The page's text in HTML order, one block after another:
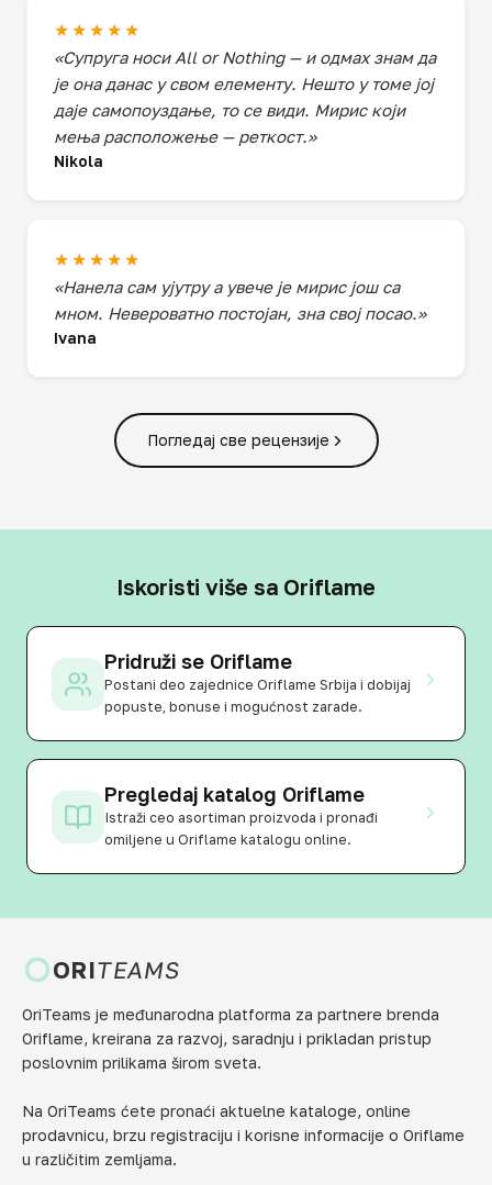
★★★★★
«Супруга носи All or Nothing — и одмах знам да
је она данас у свом елементу. Нешто у томе јој
даје самопоуздање, то се види. Мирис који
мења расположење — реткост.»
Nikola
★★★★★
«Нанела сам ујутру а увече је мирис још са
мном. Невероватно постојан, зна свој посао.»
Ivana
Погледај све рецензије
Iskoristi više sa Oriflame
Pridruži se Oriflame
Postani deo zajednice Oriflame Srbija i dobijaj
popuste, bonuse i mogućnost zarade.
Pregledaj katalog Oriflame
Istraži ceo asortiman proizvoda i pronađi
omiljene u Oriflame katalogu online.
ORITEAMS
OriTeams je međunarodna platforma za partnere brenda
Oriflame, kreirana za razvoj, saradnju i prikladan pristup
poslovnim prilikama širom sveta.
Na OriTeams ćete pronaći aktuelne kataloge, online
prodavnicu, brzu registraciju i korisne informacije o Oriflame
u različitim zemljama.